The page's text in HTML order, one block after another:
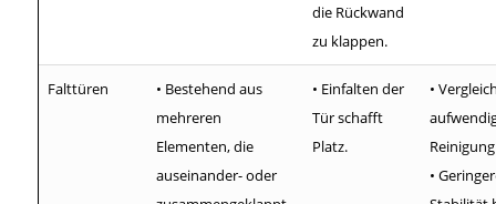
die Rückwand
zu klappen.
Falttüren
• Bestehend aus
mehreren
Elementen, die
auseinander- oder
• Einfalten der
Tür schafft
Platz.
•
•